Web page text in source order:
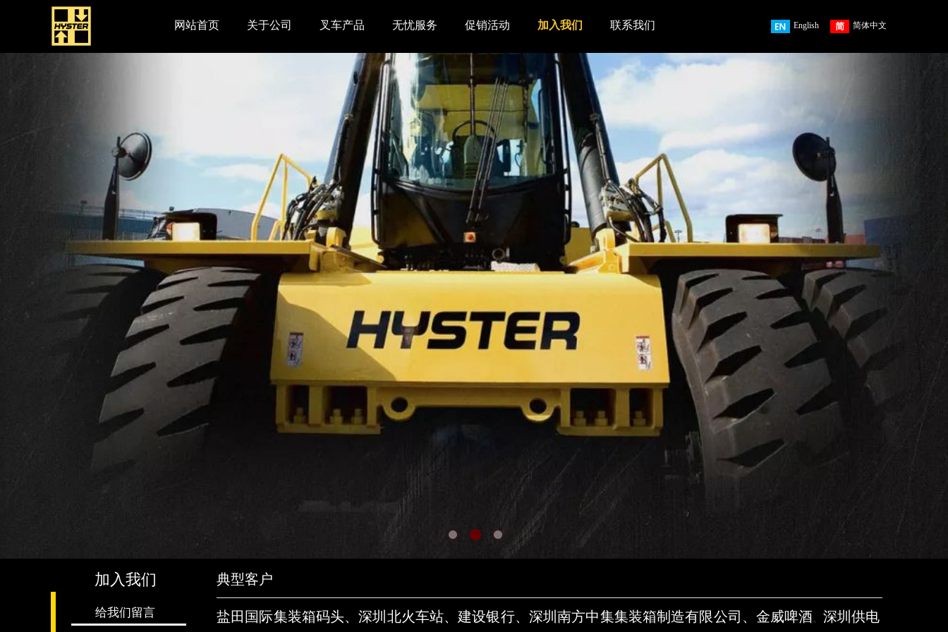
网站首页 关于公司 叉车产品 无忧服务 促销活动 加入我们 联系我们 English 简体中文
加入我们
给我们留言
典型客户
盐田国际集装箱码头、深圳北火车站、建设银行、深圳南方中集集装箱制造有限公司、金威啤酒、 深圳供电